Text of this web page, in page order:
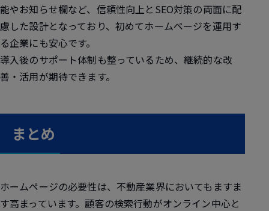
能やお知らせ欄など、信頼性向上とSEO対策の両面に配
慮した設計となっており、初めてホームページを運用す
る企業にも安心です。
導入後のサポート体制も整っているため、継続的な改
善・活用が期待できます。
まとめ
ホームページの必要性は、不動産業界においてもますま
す高まっています。顧客の検索行動がオンライン中心と